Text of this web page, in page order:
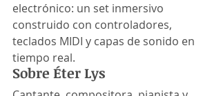
electrónico: un set inmersivo
construido con controladores,
teclados MIDI y capas de sonido en
tiempo real.
Sobre Éter Lys